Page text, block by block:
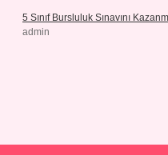
5 Sınıf Bursluluk Sınavını
admin